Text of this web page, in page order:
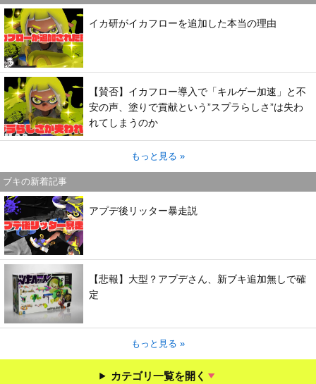
イカ研がイカフローを追加した本当の理由
【賛否】イカフロー導入で「キルゲー加速」と不
安の声、塗りで貢献という”スプラらしさ”は失わ
れてしまうのか
もっと見る »
ブキの新着記事
アプデ後リッター暴走説
【悲報】大型？アプデさん、新ブキ追加無しで確
定
もっと見る »
カテゴリ一覧を開く